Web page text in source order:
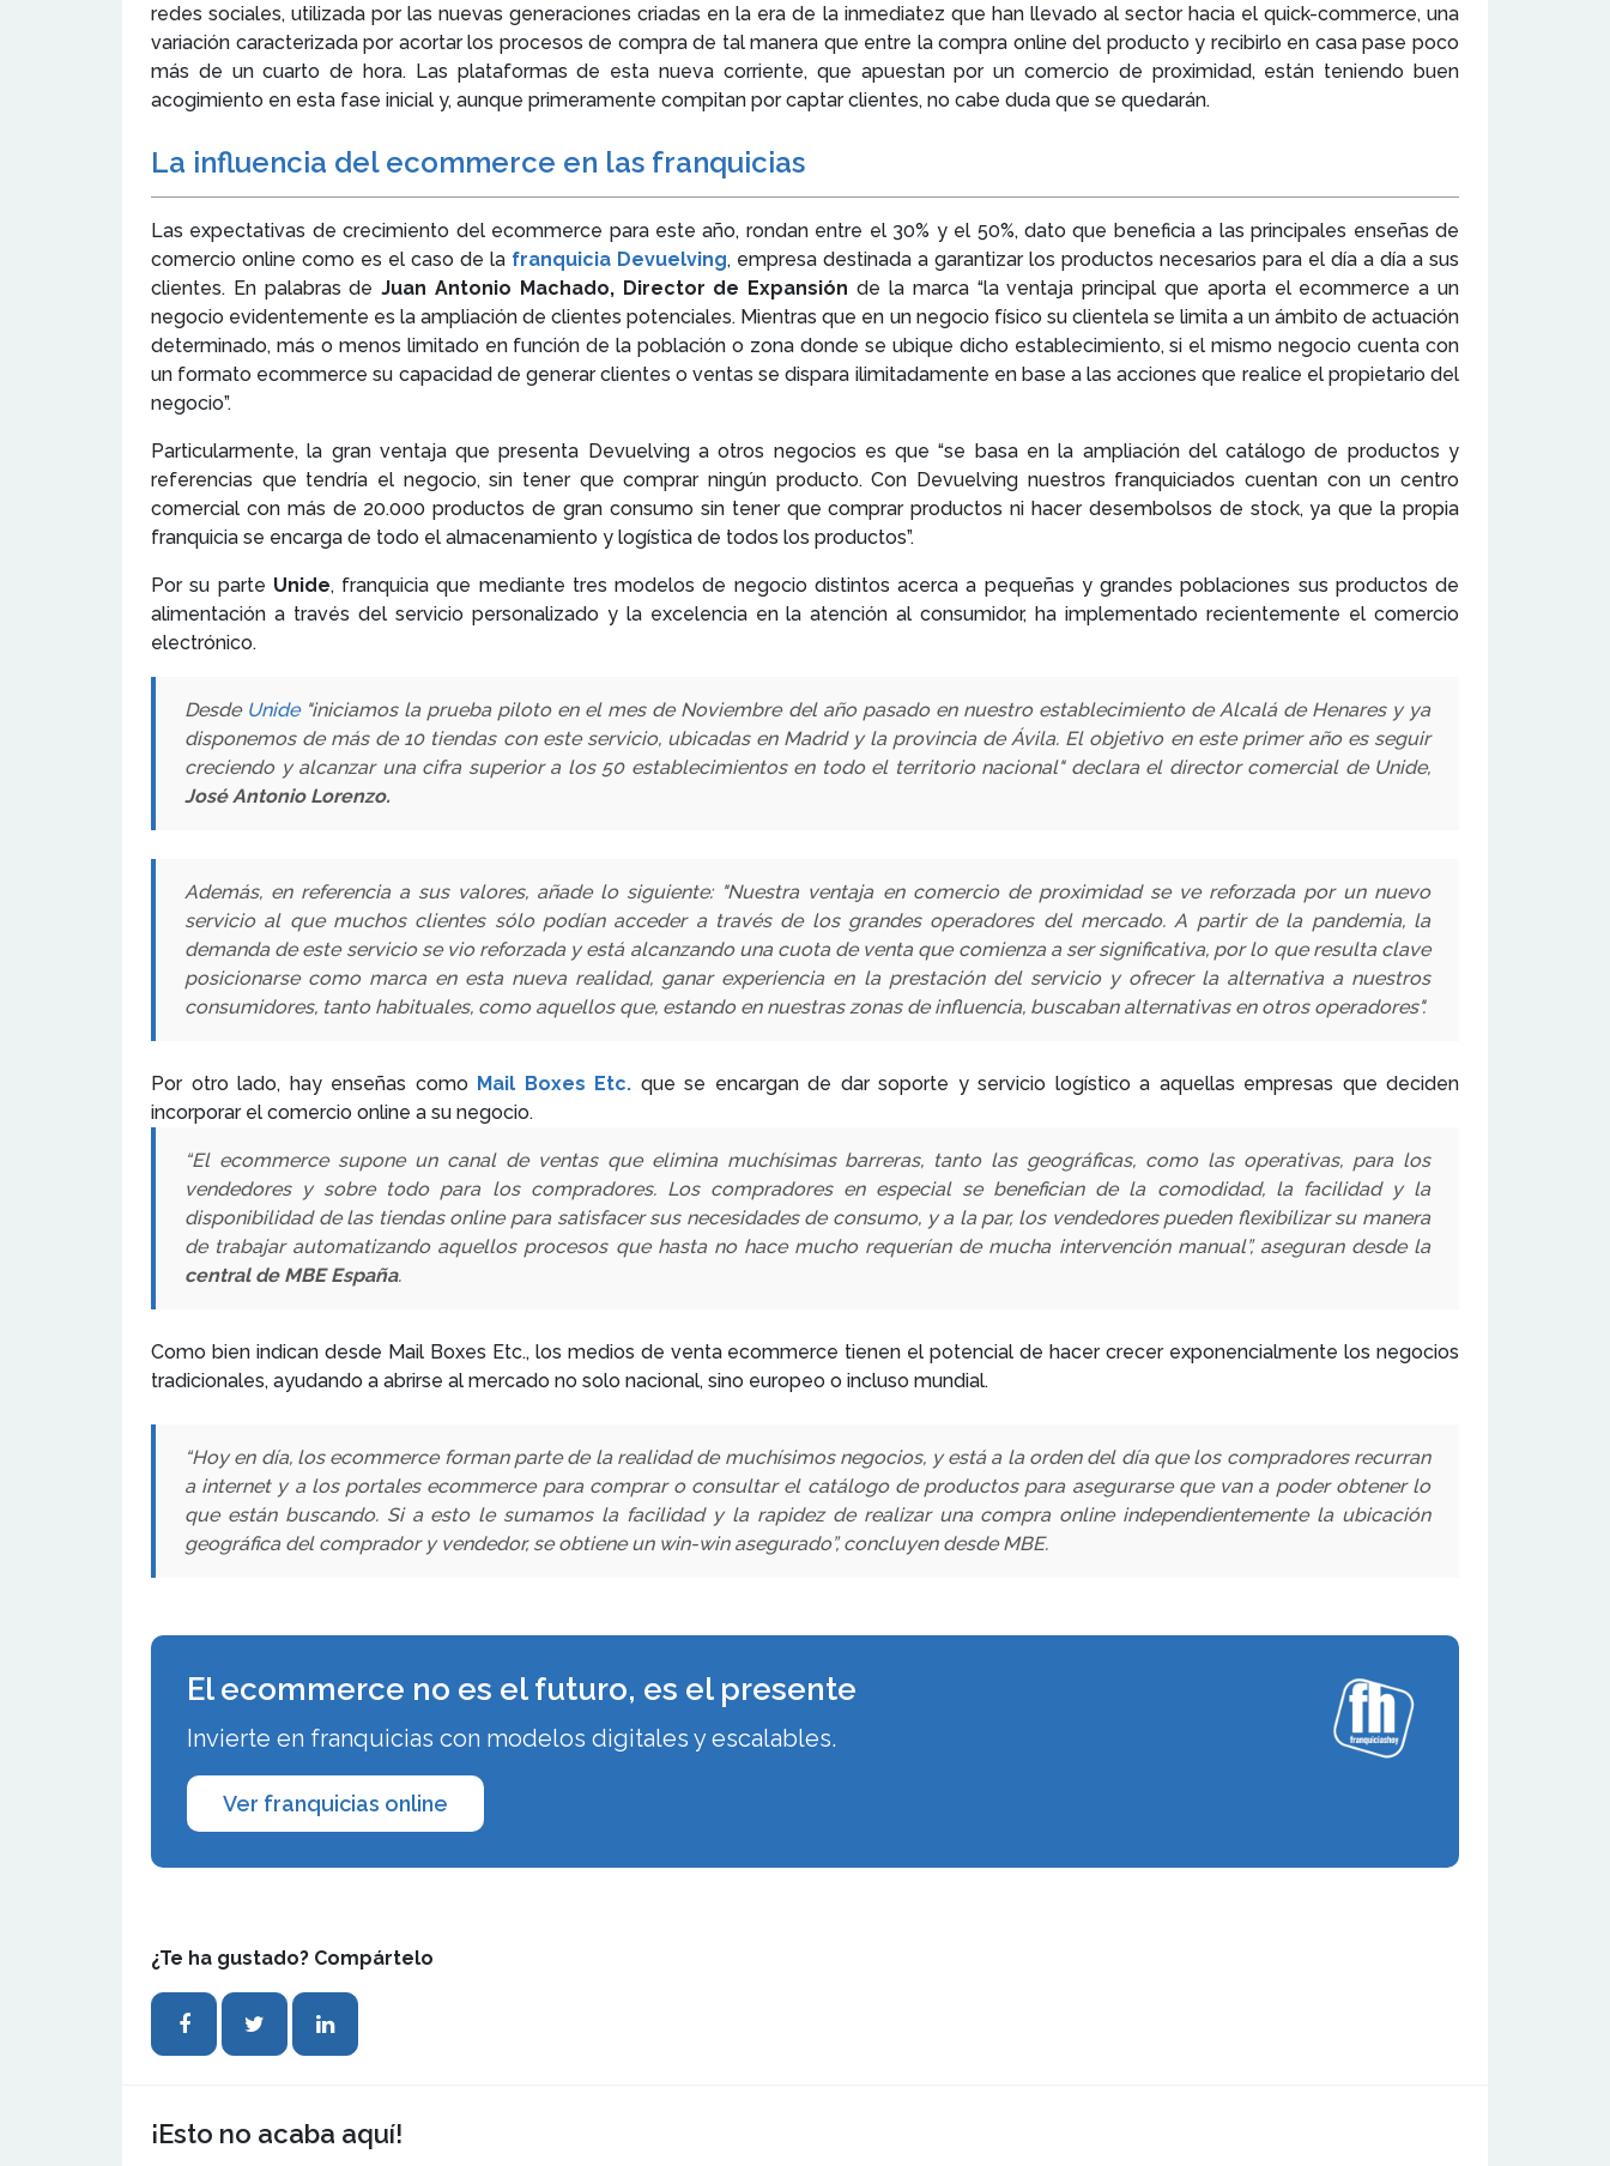
redes sociales, utilizada por las nuevas generaciones criadas en la era de la inmediatez que han llevado al sector hacia el quick-commerce, una
variación caracterizada por acortar los procesos de compra de tal manera que entre la compra online del producto y recibirlo en casa pase poco
más de un cuarto de hora. Las plataformas de esta nueva corriente, que apuestan por un comercio de proximidad, están teniendo buen
acogimiento en esta fase inicial y, aunque primeramente compitan por captar clientes, no cabe duda que se quedarán.
La influencia del ecommerce en las franquicias
Las expectativas de crecimiento del ecommerce para este año, rondan entre el 30% y el 50%, dato que beneficia a las principales enseñas de
comercio online como es el caso de la franquicia Devuelving, empresa destinada a garantizar los productos necesarios para el día a día a sus
clientes. En palabras deJuan Antonio Machado, Director de Expansión de la marca “la ventaja principal que aporta el ecommerce a un
negocio evidentemente es la ampliación de clientes potenciales. Mientras que en un negocio físico su clientela se limita a un ámbito de actuación
determinado, más o menos limitado en función de la población o zona donde se ubique dicho establecimiento, si el mismo negocio cuenta con
un formato ecommerce su capacidad de generar clientes o ventas se dispara ilimitadamente en base a las acciones que realice el propietario del
negocio”.
Particularmente, la gran ventaja que presenta Devuelving a otros negocios es que “se basa en la ampliación del catálogo de productos y
referencias que tendría el negocio, sin tener que comprar ningún producto. Con Devuelving nuestros franquiciados cuentan con un centro
comercial con más de 20.000 productos de gran consumo sin tener que comprar productos ni hacer desembolsos de stock, ya que la propia
franquicia se encarga de todo el almacenamiento y logística de todos los productos”.
Por su parte Unide, franquicia que mediante tres modelos de negocio distintos acerca a pequeñas y grandes poblaciones sus productos de
alimentación a través del servicio personalizado y la excelencia en la atención al consumidor, ha implementado recientemente el comercio
electrónico.
Desde Unide "iniciamos la prueba piloto en el mes de Noviembre del año pasado en nuestro establecimiento de Alcalá de Henares y ya
disponemos de más de 10 tiendas con este servicio, ubicadas en Madrid y la provincia de Ávila. El objetivo en este primer año es seguir
creciendo y alcanzar una cifra superior a los 50 establecimientos en todo el territorio nacional" declara el director comercial de Unide,
José Antonio Lorenzo.
Además, en referencia a sus valores, añade lo siguiente: "Nuestra ventaja en comercio de proximidad se ve reforzada por un nuevo
servicio al que muchos clientes sólo podían acceder a través de los grandes operadores del mercado. A partir de la pandemia, la
demanda de este servicio se vio reforzada y está alcanzando una cuota de venta que comienza a ser significativa, por lo que resulta clave
posicionarse como marca en esta nueva realidad, ganar experiencia en la prestación del servicio y ofrecer la alternativa a nuestros
consumidores, tanto habituales, como aquellos que, estando en nuestras zonas de influencia, buscaban alternativas en otros operadores".
Por otro lado, hay enseñas como Mail Boxes Etc. que se encargan de dar soporte y servicio logístico a aquellas empresas que deciden
incorporar el comercio online a su negocio.
“El ecommerce supone un canal de ventas que elimina muchísimas barreras, tanto las geográficas, como las operativas, para los
vendedores y sobre todo para los compradores. Los compradores en especial se benefician de la comodidad, la facilidad y la
disponibilidad de las tiendas online para satisfacer sus necesidades de consumo, y a la par, los vendedores pueden flexibilizar su manera
de trabajar automatizando aquellos procesos que hasta no hace mucho requerían de mucha intervención manual”, aseguran desde la
central de MBE España.
Como bien indican desde Mail Boxes Etc., los medios de venta ecommerce tienen el potencial de hacer crecer exponencialmente los negocios
tradicionales, ayudando a abrirse al mercado no solo nacional, sino europeo o incluso mundial.
“Hoy en día, los ecommerce forman parte de la realidad de muchísimos negocios, y está a la orden del día que los compradores recurran
a internet y a los portales ecommerce para comprar o consultar el catálogo de productos para asegurarse que van a poder obtener lo
que están buscando. Si a esto le sumamos la facilidad y la rapidez de realizar una compra online independientemente la ubicación
geográfica del comprador y vendedor, se obtiene un win-win asegurado”, concluyen desde MBE.
El ecommerce no es el futuro, es el presente
Invierte en franquicias con modelos digitales y escalables.
Ver franquicias online
¿Te ha gustado? Compártelo
¡Esto no acaba aquí!